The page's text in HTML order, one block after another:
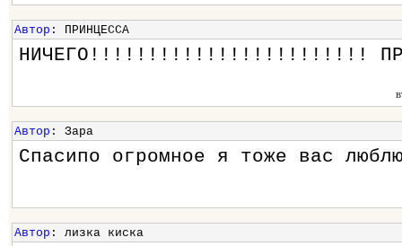
Автор : ПРИНЦЕССА
НИЧЕГО!!!!!!!!!!!!!!!!!!!!!!!!
Автор : Зара
Спасипо огромное я тоже вас
Автор : лизка киска